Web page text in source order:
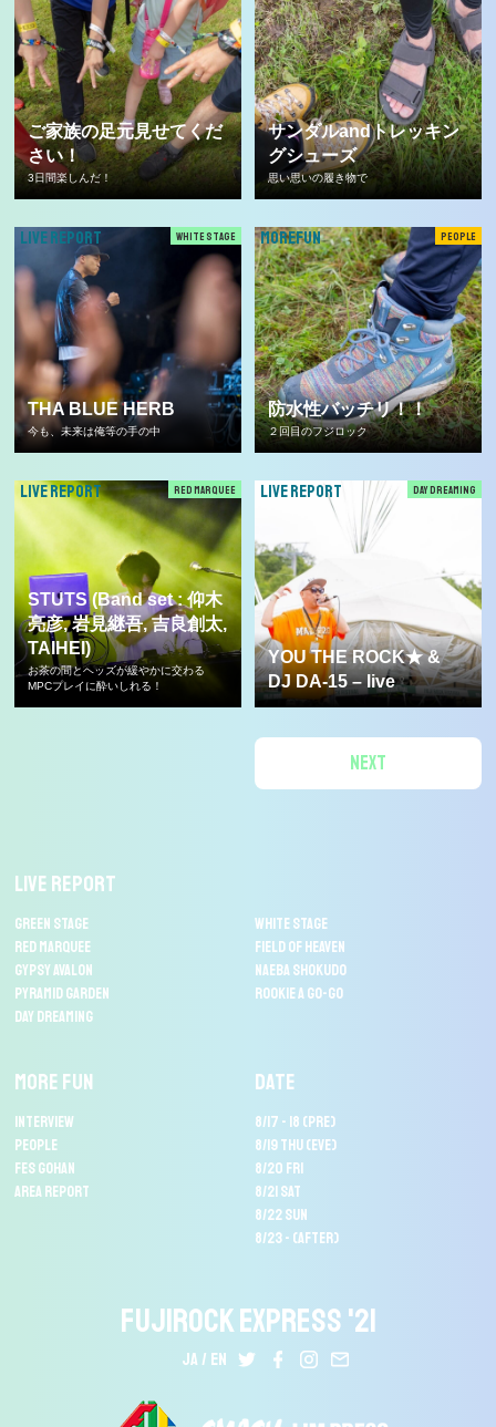
ご家族の足元見せてくだ
さい！
3日間楽しんだ！
サンダルandトレッキン
グシューズ
思い思いの履き物で
LIVE REPORT WHITE STAGE
THA BLUE HERB
今も、未来は俺等の手の中
MOREFUN PEOPLE
防水性バッチリ！！
２回目のフジロック
LIVE REPORT RED MARQUEE
STUTS (Band set : 仰木
亮彦, 岩見継吾, 吉良創太,
TAIHEI)
お茶の間とヘッズが緩やかに交わる
MPCプレイに酔いしれる！
LIVE REPORT DAY DREAMING
YOU THE ROCK★ &
DJ DA-15 – live
NEXT
LIVE REPORT
GREEN STAGE
WHITE STAGE
RED MARQUEE
FIELD OF HEAVEN
GYPSY AVALON
NAEBA SHOKUDO
PYRAMID GARDEN
ROOKIE A GO-GO
DAY DREAMING
MORE FUN
INTERVIEW
PEOPLE
FES GOHAN
AREA REPORT
DATE
8/17 - 18 (PRE)
8/19 THU (EVE)
8/20 FRI
8/21 SAT
8/22 SUN
8/23 - (AFTER)
FUJIROCK EXPRESS '21
JA EN